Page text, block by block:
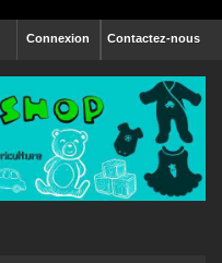
Contactez-nous
Connexion